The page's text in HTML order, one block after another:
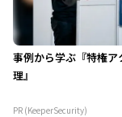
事例から学ぶ『特権ア
理』
PR (KeeperSecurity)